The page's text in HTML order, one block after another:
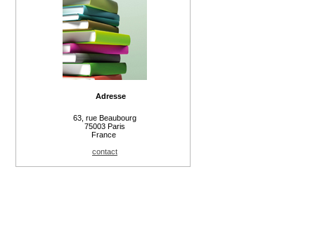
Adresse
63, rue Beaubourg
75003 Paris
France
contact